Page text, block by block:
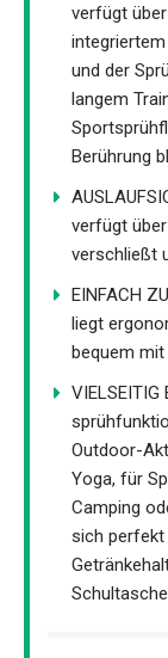
verfügt
und der
langem
Berührung
verfügt
verschließt
EINFACH
liegt
bequem mit
VIELSEITIG
Outdoor-
Yoga, für
Camping
sich perfekt